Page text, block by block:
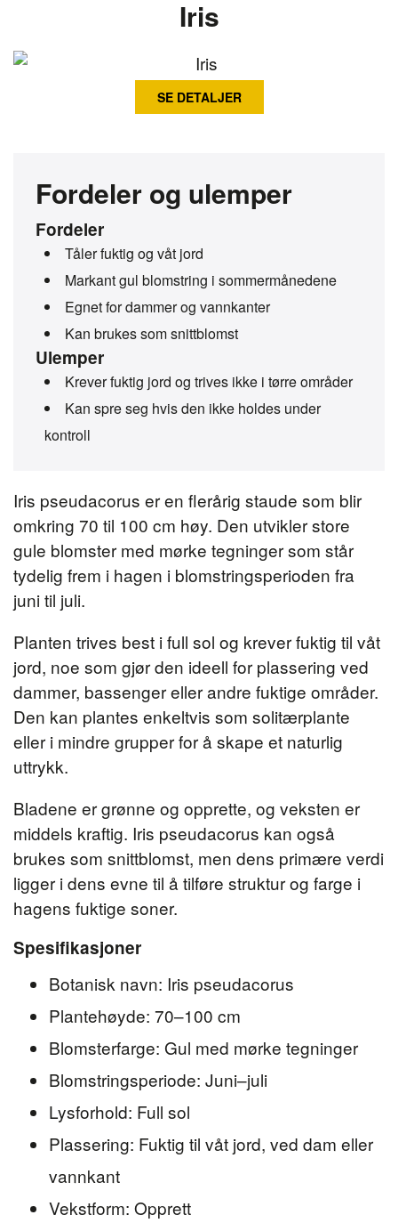
Iris
Iris pseudacorus er en flerårig staude som blir
omkring 70 til 100 cm høy. Den utvikler store
gule blomster med mørke tegninger som står
tydelig frem i hagen i blomstringsperioden fra
juni til juli.
Planten trives best i full sol og krever fuktig til våt
jord, noe som gjør den ideell for plassering ved
dammer, bassenger eller andre fuktige områder.
Den kan plantes enkeltvis som solitærplante
eller i mindre grupper for å skape et naturlig
uttrykk.
Bladene er grønne og opprette, og veksten er
middels kraftig. Iris pseudacorus kan også
brukes som snittblomst, men dens primære verdi
ligger i dens evne til å tilføre struktur og farge i
hagens fuktige soner.
Fordeler og ulemper
Fordeler
Tåler fuktig og våt jord
Markant gul blomstring i sommermånedene
Egnet for dammer og vannkanter
Kan brukes som snittblomst
Ulemper
Krever fuktig jord og trives ikke i tørre områder
Kan spre seg hvis den ikke holdes under
kontroll
Spesifikasjoner
Botanisk navn: Iris pseudacorus
Plantehøyde: 70–100 cm
Blomsterfarge: Gul med mørke tegninger
Blomstringsperiode: Juni–juli
Lysforhold: Full sol
Plassering: Fuktig til våt jord, ved dam eller
vannkant
Vekstform: Opprett
SE DETALJER